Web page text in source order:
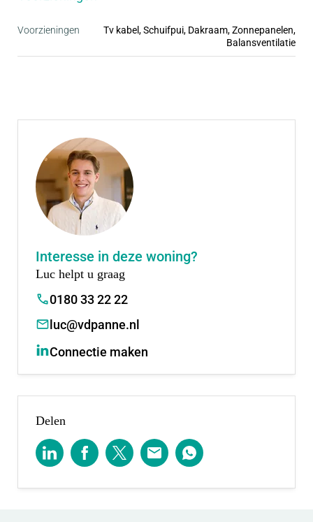
Voorzieningen
Tv kabel, Schuifpui, Dakraam, Zonnepanelen,
Balansventilatie
Interesse in deze woning?
Luc helpt u graag
0180 33 22 22
luc@vdpanne.nl
Connectie maken
Delen